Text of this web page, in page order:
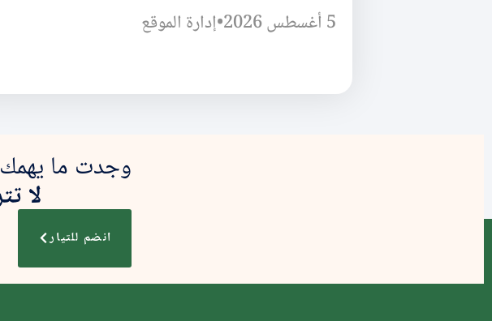
5 أغسطس 2026
•إدارة الموقع
وجدت ما يهمك
لا
انضم للتيار